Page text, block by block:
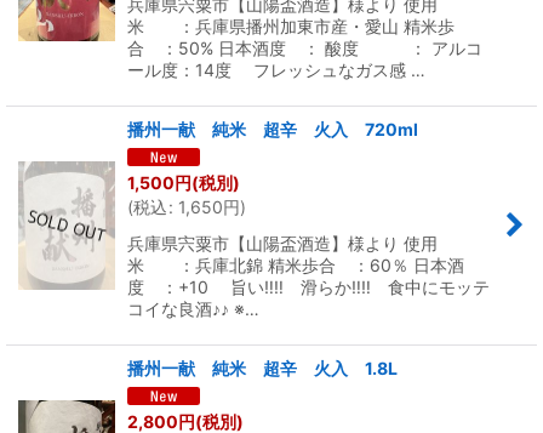
兵庫県宍粟市【山陽盃酒造】様より 使用
米 ：兵庫県播州加東市産・愛山 精米歩
合 ：50% 日本酒度 ： 酸度 ： アルコ
ール度：14度 フレッシュなガス感 …
播州一献 純米 超辛 火入 720ml
1,500円(税別)
(税込: 1,650円)
兵庫県宍粟市【山陽盃酒造】様より 使用
米 ：兵庫北錦 精米歩合 ：60％ 日本酒
度 ：+10 旨い‼︎‼︎ 滑らか‼︎‼︎ 食中にモッテ
コイな良酒♪♪ ※…
播州一献 純米 超辛 火入 1.8L
2,800円(税別)